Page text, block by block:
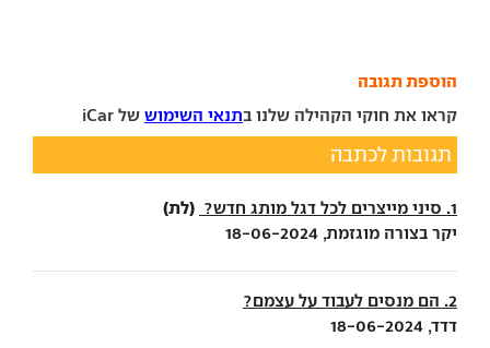
הוספת תגובה
קראו את חוקי הקהילה שלנו בתנאי השימוש של iCar
תגובות לכתבה
1. סיני מייצרים לכל דגל מותג חדש? (לת)
יקר בצורה מוגזמת, 18-06-2024
2. הם מנסים לעבוד על עצמם?
דדד, 18-06-2024